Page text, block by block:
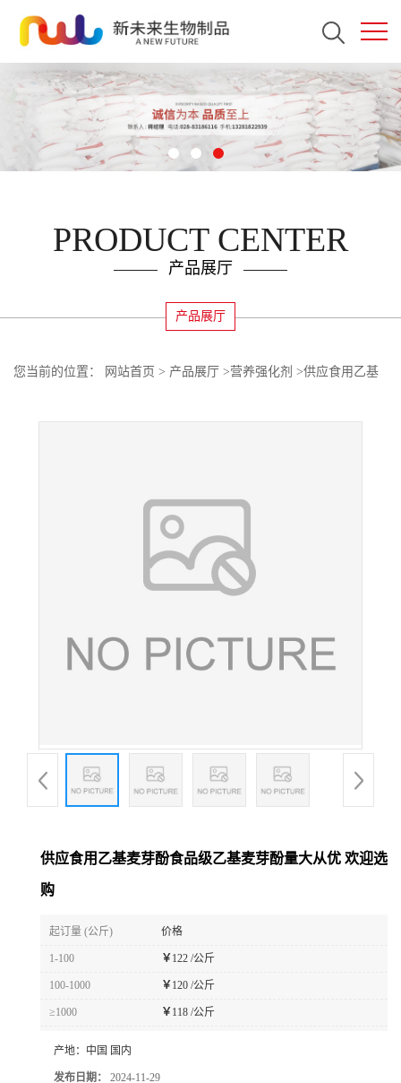
PRODUCT CENTER
产品展厅
产品展厅
您当前的位置： 网站首页 > 产品展厅 >营养强化剂 >供应食用乙基
供应食用乙基麦芽酚食品级乙基麦芽酚量大从优 欢迎选
购
起订量 (公斤) 价格
1-100 ￥ 122 /公斤
100-1000 ￥ 120 /公斤
≥1000 ￥ 118 /公斤
产地： 中国 国内
发布日期： 2024-11-29